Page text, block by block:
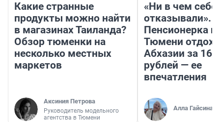
Какие странные
продукты можно найти
в магазинах Таиланда?
Обзор тюменки на
несколько местных
маркетов
Аксиния Петрова
Руководитель модельного
агентства в Тюмени
«Ни в чем себе
отказывали».
Пенсионерка
Тюмени
Абхазии за
рублей — ее
впечатления
Алла Гайсина